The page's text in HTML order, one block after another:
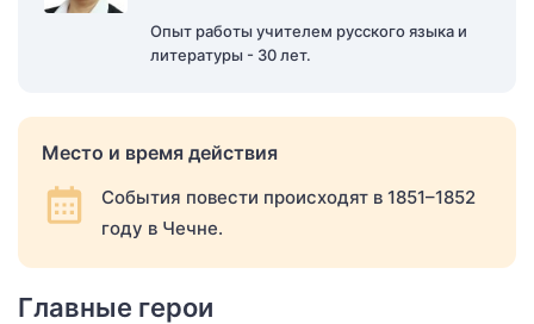
Опыт работы учителем русского языка и
литературы - 30 лет.
Место и время действия
События повести происходят в 1851–1852
году в Чечне.
Главные герои